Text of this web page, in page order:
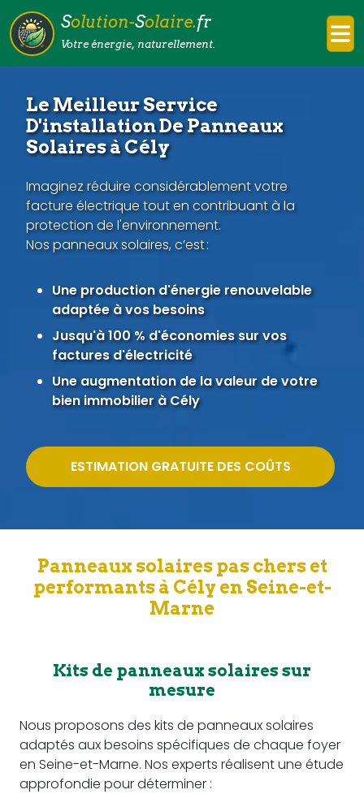
Solution-Solaire.fr
Votre énergie, naturellement.
Le Meilleur Service
D'installation De Panneaux
Solaires à Cély
Imaginez réduire considérablement votre
facture électrique tout en contribuant à la
protection de l'environnement.
Nos panneaux solaires, c’est :
Une production d'énergie renouvelable
adaptée à vos besoins
Jusqu'à 100 % d'économies sur vos
factures d'électricité
Une augmentation de la valeur de votre
bien immobilier à Cély
ESTIMATION GRATUITE DES COÛTS
Panneaux solaires pas chers et
performants à Cély en Seine-et-
Marne
Kits de panneaux solaires sur
mesure
Nous proposons des kits de panneaux solaires
adaptés aux besoins spécifiques de chaque foyer
en Seine-et-Marne. Nos experts réalisent une étude
approfondie pour déterminer :